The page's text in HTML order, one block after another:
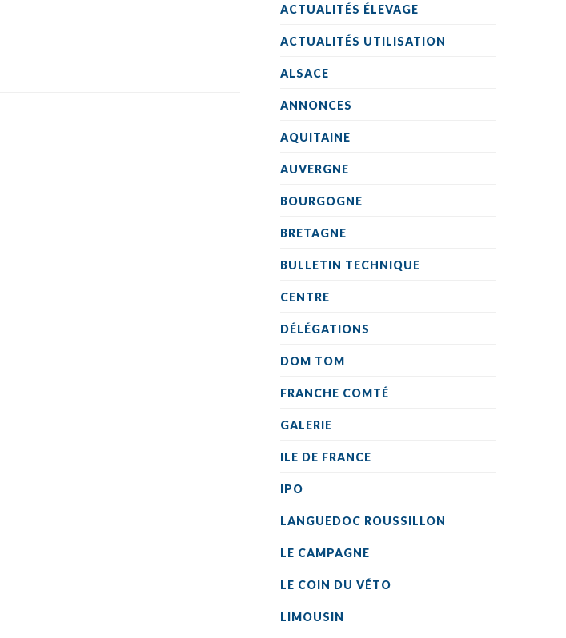
ACTUALITÉS ÉLEVAGE
ACTUALITÉS UTILISATION
ALSACE
ANNONCES
AQUITAINE
AUVERGNE
BOURGOGNE
BRETAGNE
BULLETIN TECHNIQUE
CENTRE
DÉLÉGATIONS
DOM TOM
FRANCHE COMTÉ
GALERIE
ILE DE FRANCE
IPO
LANGUEDOC ROUSSILLON
LE CAMPAGNE
LE COIN DU VÉTO
LIMOUSIN